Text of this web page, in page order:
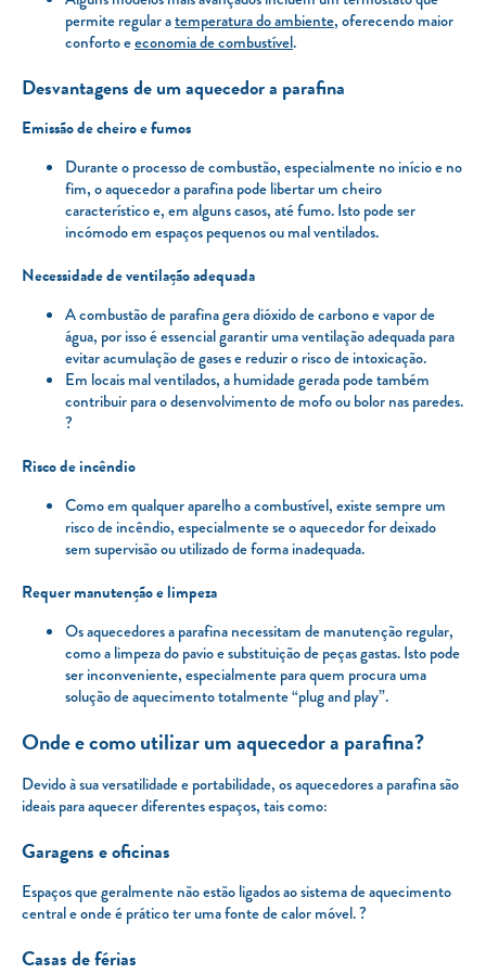
permite regular atemperatura do ambiente, oferecendo maior
conforto eeconomia de combustível.
Desvantagens de um aquecedor a parafina
Emissão de cheiro e fumos
Durante o processo de combustão, especialmente no início e no
fim, o aquecedor a parafina pode libertar um cheiro
característico e, em alguns casos, até fumo. Isto pode ser
incómodo em espaços pequenos ou mal ventilados.
Necessidade de ventilação adequada
A combustão de parafina gera dióxido de carbono e vapor de
água, por isso é essencial garantir uma ventilação adequada para
evitar acumulação de gases e reduzir o risco de intoxicação.
Em locais mal ventilados, a humidade gerada pode também
contribuir para o desenvolvimento de mofo ou bolor nas paredes.
?
Risco de incêndio
Como em qualquer aparelho a combustível, existe sempre um
risco de incêndio, especialmente se o aquecedor for deixado
sem supervisão ou utilizado de forma inadequada.
Requer manutenção e limpeza
Os aquecedores a parafina necessitam de manutenção regular,
como a limpeza do pavio e substituição de peças gastas. Isto pode
ser inconveniente, especialmente para quem procura uma
solução de aquecimento totalmente “plug and play”.
Onde e como utilizar um aquecedor a parafina?
Devido à sua versatilidade e portabilidade, os aquecedores a parafina são
ideais para aquecer diferentes espaços, tais como:
Garagens e oficinas
Espaços que geralmente não estão ligados ao sistema de aquecimento
central e onde é prático ter uma fonte de calor móvel. ?️
Casas de férias